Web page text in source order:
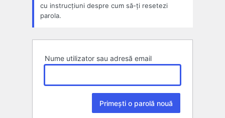
cu instrucțiuni despre cum să-ți resetezi
parola.
Nume utilizator sau adresă email